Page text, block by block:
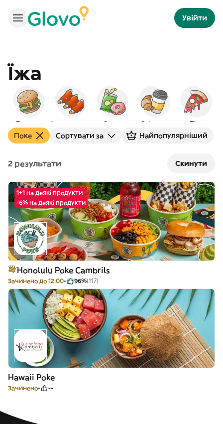
Увійти
Їжа
Бургери Снеки Сніданок Піца
Поке Сортувати за Найпопулярніший
2 результати Скинути
1+1 на деякі продукти
-6% на деякі продукти
Honolulu Poke Cambrils
Зачинено до 12:00 96%(117)
Hawaii Poke
Зачинено --